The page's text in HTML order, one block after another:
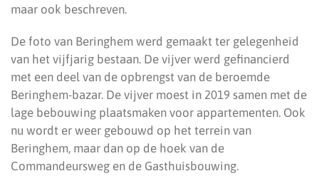
maar ook beschreven.
De foto van Beringhem werd gemaakt ter gelegenheid
van het vijfjarig bestaan. De vijver werd gefinancierd
met een deel van de opbrengst van de beroemde
Beringhem-bazar. De vijver moest in 2019 samen met de
lage bebouwing plaatsmaken voor appartementen. Ook
nu wordt er weer gebouwd op het terrein van
Beringhem, maar dan op de hoek van de
Commandeursweg en de Gasthuisbouwing.